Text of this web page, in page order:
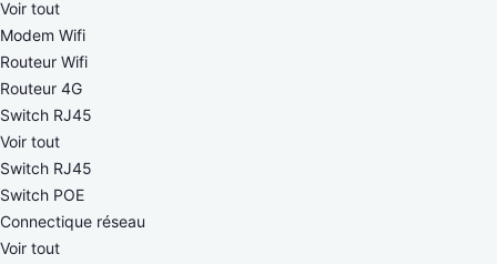
Voir tout
Modem Wifi
Routeur Wifi
Routeur 4G
Switch RJ45
Voir tout
Switch RJ45
Switch POE
Connectique réseau
Voir tout